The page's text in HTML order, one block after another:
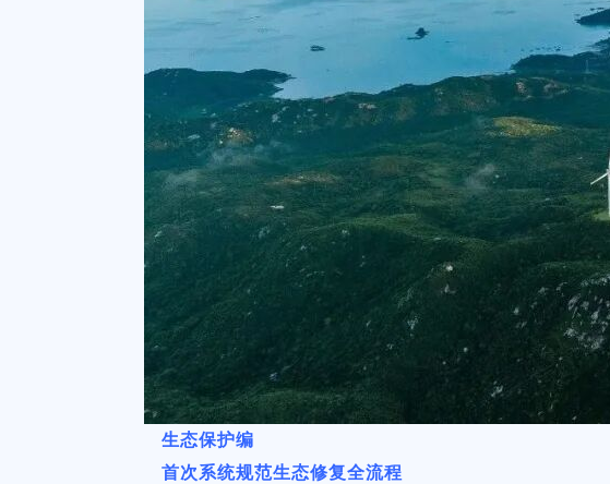
生态保护编
首次系统规范生态修复全流程